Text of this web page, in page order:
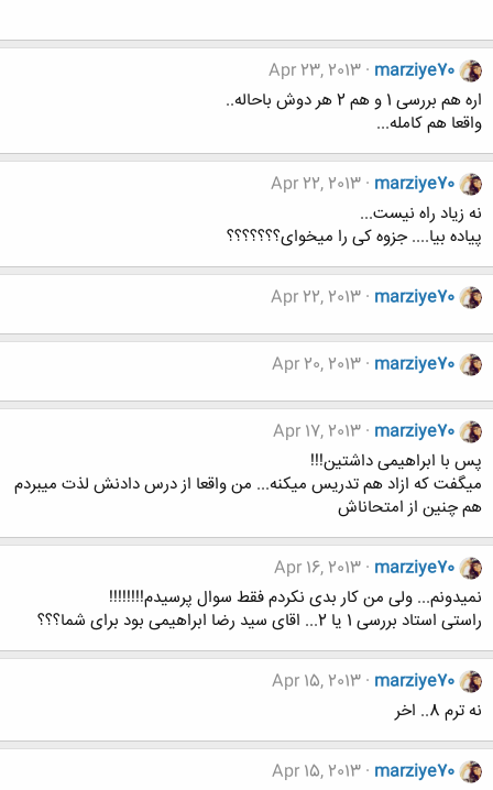
marziye70
Apr 23, 2013
اره هم بررسی 1 و هم 2 هر دوش باحاله..
واقعا هم کامله...
marziye70
Apr 22, 2013
نه زیاد راه نیست...
پیاده بیا.... جزوه کی را میخوای؟؟؟؟؟؟؟
marziye70
Apr 22, 2013
marziye70
Apr 20, 2013
marziye70
Apr 17, 2013
پس با ابراهیمی داشتین!!!
میگفت که ازاد هم تدریس میکنه... من واقعا از درس دادنش لذت میبردم
هم چنین از امتحاناش
marziye70
Apr 16, 2013
نمیدونم... ولی من کار بدی نکردم فقط سوال پرسیدم!!!!!!!!
راستی استاد بررسی 1 یا 2... اقای سید رضا ابراهیمی بود برای شما؟؟؟
marziye70
Apr 15, 2013
نه ترم 8.. اخر
marziye70
Apr 15, 2013